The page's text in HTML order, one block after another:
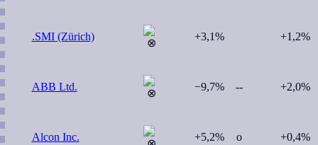
.SMI (Zürich) +3,1% +1,2%
ABB Ltd. −9,7% -- +2,0%
Alcon Inc. +5,2% o +0,4%